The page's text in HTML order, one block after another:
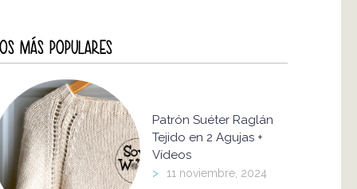
MÁS POPULARES
Patrón Suéter Raglán
Tejido en 2 Agujas +
Vídeos
> 11 noviembre, 2024